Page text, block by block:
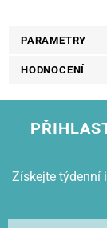
PARAMETRY
HODNOCENÍ
Získejte týdenní